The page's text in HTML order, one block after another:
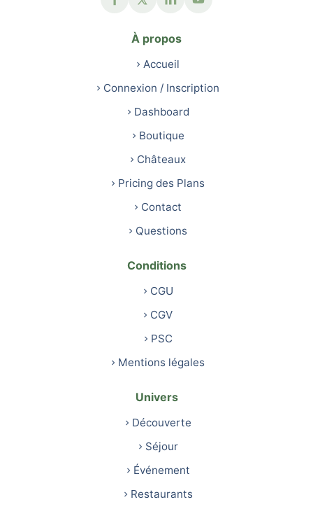
À propos
Accueil
Connexion / Inscription
Dashboard
Boutique
Châteaux
Pricing des Plans
Contact
Questions
Conditions
CGU
CGV
PSC
Mentions légales
Univers
Découverte
Séjour
Événement
Restaurants